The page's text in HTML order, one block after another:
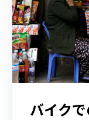
バイク